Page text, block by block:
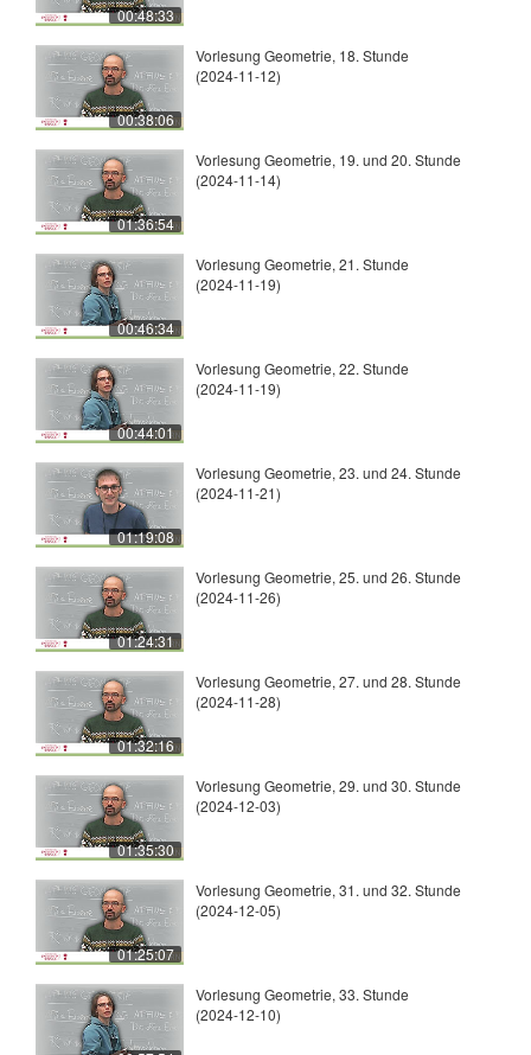
00:48:33
00:38:06
Vorlesung Geometrie, 18. Stunde
(2024-11-12)
01:36:54
Vorlesung Geometrie, 19. und 20. Stunde
(2024-11-14)
00:46:34
Vorlesung Geometrie, 21. Stunde
(2024-11-19)
00:44:01
Vorlesung Geometrie, 22. Stunde
(2024-11-19)
01:19:08
Vorlesung Geometrie, 23. und 24. Stunde
(2024-11-21)
01:24:31
Vorlesung Geometrie, 25. und 26. Stunde
(2024-11-26)
01:32:16
Vorlesung Geometrie, 27. und 28. Stunde
(2024-11-28)
01:35:30
Vorlesung Geometrie, 29. und 30. Stunde
(2024-12-03)
01:25:07
Vorlesung Geometrie, 31. und 32. Stunde
(2024-12-05)
Vorlesung Geometrie, 33. Stunde
(2024-12-10)